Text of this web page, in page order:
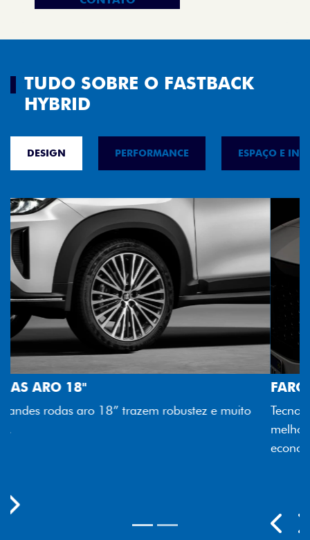
TUDO SOBRE O FASTBACK
HYBRID
DESIGN PERFORMANCE ESPAÇO E
FAROL FULL LED
Tecnologia dos faróis totalmente em LED garante
melhor luminosidade, maior durabilidade e mais
Rodas aro 18"